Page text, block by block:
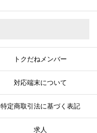
トクだねメンバー
対応端末について
特定商取引法に基づく表記
求人